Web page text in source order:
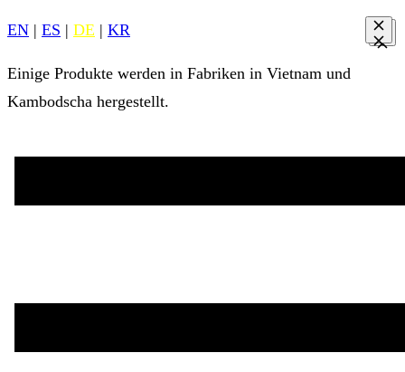
EN | ES | DE | KR
Einige Produkte werden in Fabriken in Vietnam und
Kambodscha hergestellt.